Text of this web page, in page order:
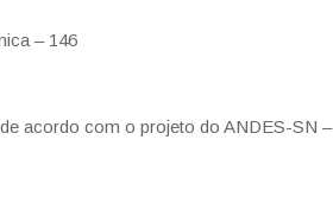
– 146
acordo com o projeto do ANDES-SN –